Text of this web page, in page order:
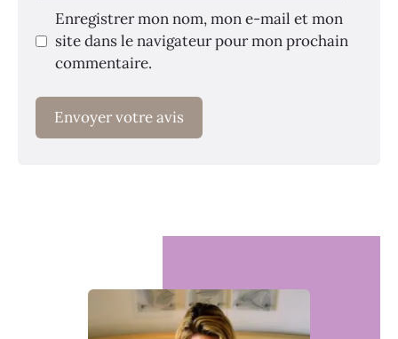
Enregistrer mon nom, mon e-mail et mon
site dans le navigateur pour mon prochain
commentaire.